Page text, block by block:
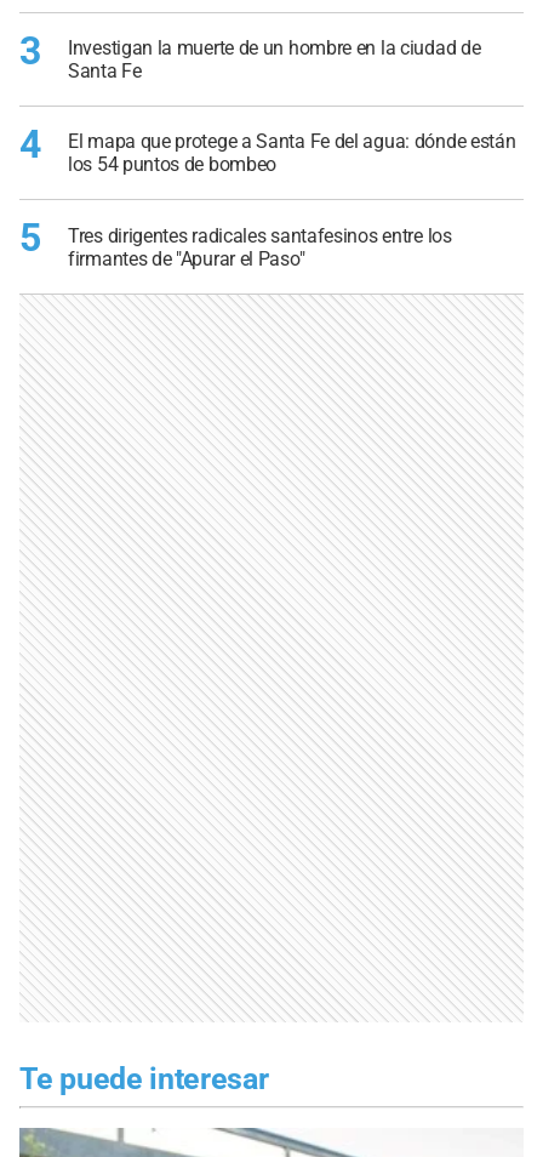
3
Investigan la muerte de un hombre en la ciudad de
Santa Fe
4
El mapa que protege a Santa Fe del agua: dónde están
los 54 puntos de bombeo
5
Tres dirigentes radicales santafesinos entre los
firmantes de "Apurar el Paso"
Te puede interesar